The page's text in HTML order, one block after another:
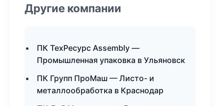
Другие компании
ПК ТехРесурс Assembly —
Промышленная упаковка в Ульяновск
ПК Групп ПроМаш — Листо- и
металлообработка в Краснодар